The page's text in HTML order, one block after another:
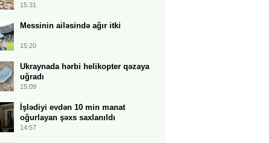
15:31
Messinin ailəsində ağır itki
15:20
Ukraynada hərbi helikopter qəzaya
uğradı
15:09
İşlədiyi evdən 10 min manat
oğurlayan şəxs saxlanıldı
14:57